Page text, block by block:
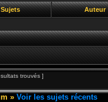
Auteur
trouvés ]
» Voir les sujets récents